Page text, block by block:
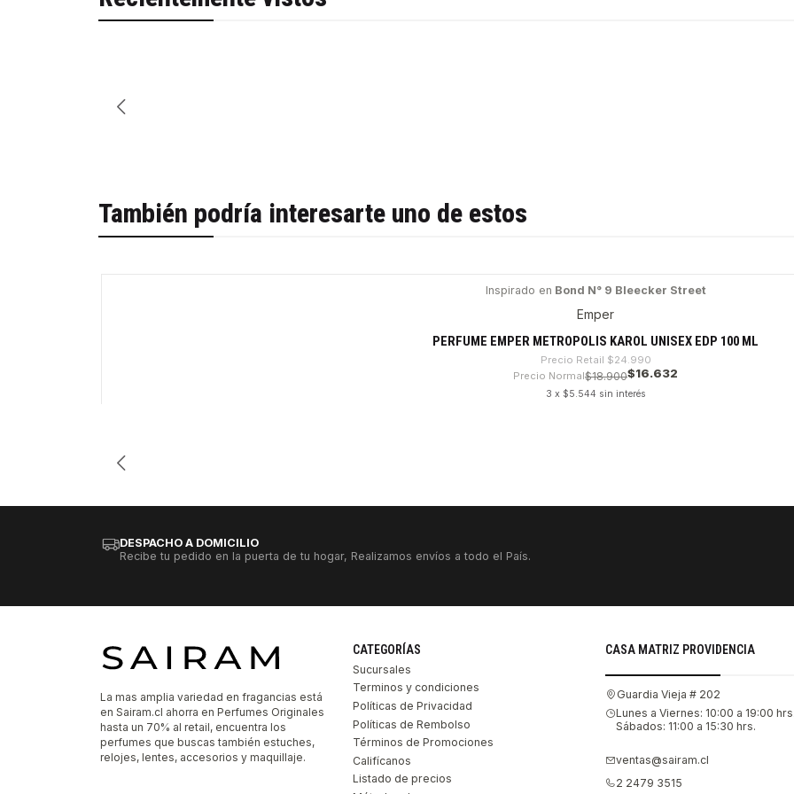
También podría interesarte uno de estos
Inspirado en Bond N° 9 Bleecker Street
Emper
PERFUME EMPER METROPOLIS KAROL UNISEX EDP 100 ML
Precio Retail $24.990
Precio Normal$18.900$16.632
3 x $5.544 sin interés
DESPACHO A DOMICILIO
Recibe tu pedido en la puerta de tu hogar, Realizamos envíos a todo el País.
La mas amplia variedad en fragancias está
en Sairam.cl ahorra en Perfumes Originales
hasta un 70% al retail, encuentra los
perfumes que buscas también estuches,
relojes, lentes, accesorios y maquillaje.
CATEGORÍAS
Sucursales
Terminos y condiciones
Políticas de Privacidad
Políticas de Rembolso
Términos de Promociones
Califícanos
Listado de precios
CASA MATRIZ PROVIDENCIA
Guardia Vieja # 202
Lunes a Viernes: 10:00 a 19:00
Sábados: 11:00 a 15:30 hrs.
ventas@sairam.cl
2 2479 3515